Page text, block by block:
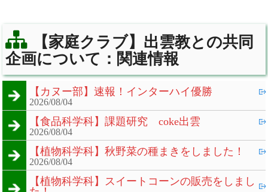
【家庭クラブ】出雲教との共同
企画について：関連情報
【カヌー部】速報！インターハイ優勝
2026/08/04
【食品科学科】課題研究 coke出雲
2026/08/04
【植物科学科】秋野菜の種まきをしました！
2026/08/04
【植物科学科】スイートコーンの販売をしまし